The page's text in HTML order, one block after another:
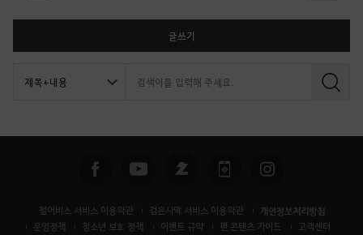
글쓰기
검
펄어비스 서비스 이용약관 검은사막 서비스 이용약관 개인정보처리방침
운영정책 청소년 보호 정책 이벤트 규약 팬 콘텐츠 가이드
고객센터